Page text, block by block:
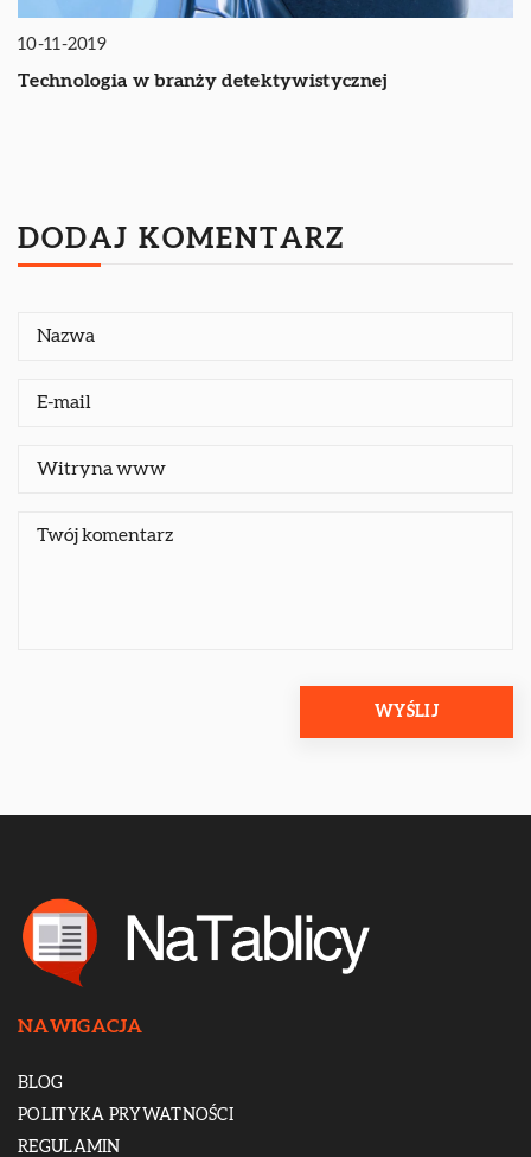
10-11-2019
Technologia w branży detektywistycznej
DODAJ KOMENTARZ
NAWIGACJA
BLOG
POLITYKA PRYWATNOŚCI
REGULAMIN